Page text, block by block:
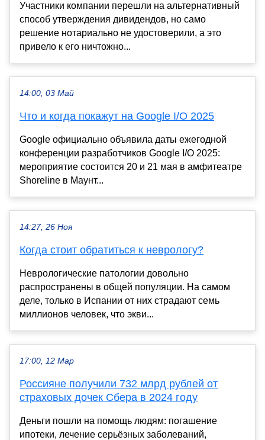
Участники компании перешли на альтернативный
способ утверждения дивидендов, но само
решение нотариально не удостоверили, а это
привело к его ничтожно...
14:00, 03 Май
Что и когда покажут на Google I/O 2025
Google официально объявила даты ежегодной
конференции разработчиков Google I/O 2025:
мероприятие состоится 20 и 21 мая в амфитеатре
Shoreline в Маунт...
14:27, 26 Ноя
Когда стоит обратиться к неврологу?
Неврологические патологии довольно
распространены в общей популяции. На самом
деле, только в Испании от них страдают семь
миллионов человек, что экви...
17:00, 12 Мар
Россияне получили 732 млрд рублей от
страховых дочек Сбера в 2024 году
Деньги пошли на помощь людям: погашение
ипотеки, лечение серьёзных заболеваний,